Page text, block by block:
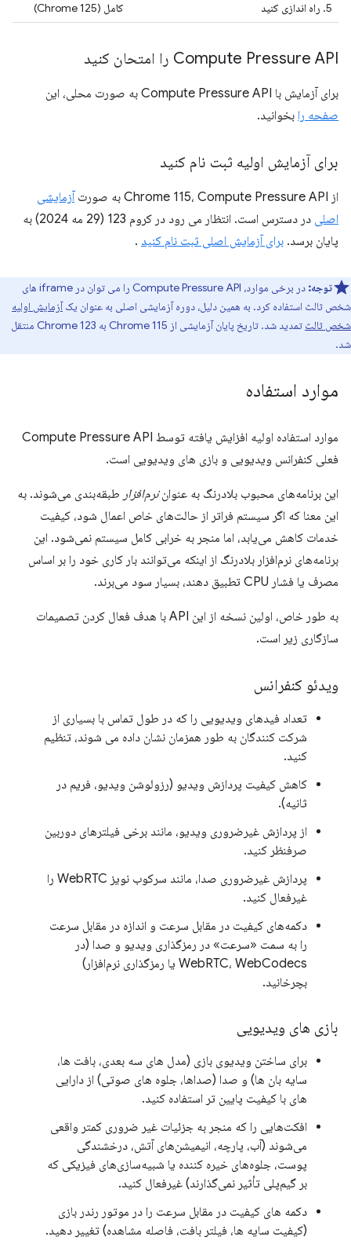
5. راه اندازی کنید کامل (Chrome 125)
Compute Pressure API را امتحان کنید
برای آزمایش با Compute Pressure API به صورت محلی، این
صفحه را بخوانید.
برای آزمایش اولیه ثبت نام کنید
از Chrome 115، Compute Pressure API به صورت
آزمایشی
اصلی
در دسترس است. انتظار می رود در کروم 123 (29 مه 2024) به
پایان برسد. برای آزمایش اصلی ثبت نام کنید .
توجه:
در برخی موارد، Compute Pressure API را می توان در iframe های
شخص ثالث استفاده کرد. به همین دلیل، دوره آزمایشی اصلی به عنوان یکآزمایش اولیه
شخص ثالث
تمدید شد. تاریخ پایان آزمایشی از Chrome 115 به Chrome 123 منتقل
شد.
موارد استفاده
موارد استفاده اولیه افزایش یافته توسط Compute Pressure API
فعلی کنفرانس ویدیویی و بازی های ویدیویی است.
این برنامه‌های محبوب بلادرنگ به عنواننرم‌افزار طبقه‌بندی می‌شوند. به
این معنا که اگر سیستم فراتر از حالت‌های خاص اعمال شود، کیفیت
خدمات کاهش می‌یابد، اما منجر به خرابی کامل سیستم نمی‌شود. این
برنامه‌های نرم‌افزار بلادرنگ از اینکه می‌توانند بار کاری خود را بر اساس
مصرف یا فشار CPU تطبیق دهند، بسیار سود می‌برند.
به طور خاص، اولین نسخه از این API با هدف فعال کردن تصمیمات
سازگاری زیر است.
ویدئو کنفرانس
تعداد فیدهای ویدیویی را که در طول تماس با بسیاری از
شرکت کنندگان به طور همزمان نشان داده می شوند، تنظیم
کنید.
کاهش کیفیت پردازش ویدیو (رزولوشن ویدیو، فریم در
ثانیه).
از پردازش غیرضروری ویدیو، مانند برخی فیلترهای دوربین
صرفنظر کنید.
پردازش غیرضروری صدا، مانند سرکوب نویز WebRTC را
غیرفعال کنید.
دکمه‌های کیفیت در مقابل سرعت و اندازه در مقابل سرعت
را به سمت «سرعت» در رمزگذاری ویدیو و صدا (در
WebRTC، WebCodecs یا رمزگذاری نرم‌افزار)
بچرخانید.
بازی های ویدیویی
برای ساختن ویدیوی بازی (مدل های سه بعدی، بافت ها،
سایه بان ها) و صدا (صداها، جلوه های صوتی) از دارایی
های با کیفیت پایین تر استفاده کنید.
افکت‌هایی را که منجر به جزئیات غیر ضروری کمتر واقعی
می‌شوند (آب، پارچه، انیمیشن‌های آتش، درخشندگی
پوست، جلوه‌های خیره کننده یا شبیه‌سازی‌های فیزیکی که
بر گیم‌پلی تأثیر نمی‌گذارند) غیرفعال کنید.
دکمه های کیفیت در مقابل سرعت را در موتور رندر بازی
(کیفیت سایه ها، فیلتر بافت، فاصله مشاهده) تغییر دهید.